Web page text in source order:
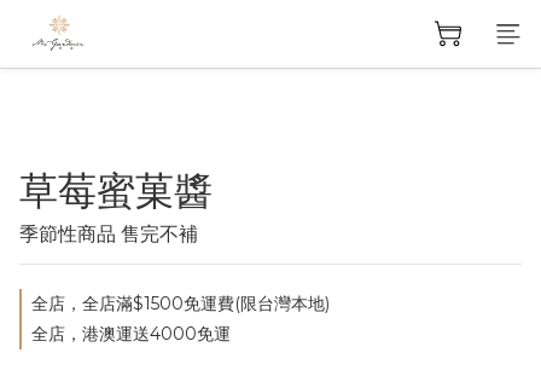
草莓蜜菓醬
季節性商品 售完不補
全店，全店滿$1500免運費(限台灣本地)
全店，港澳運送4000免運